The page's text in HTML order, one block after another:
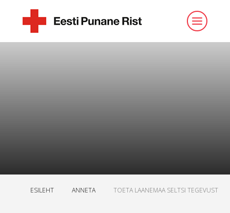
ESILEHT ANNETA TOETA LAANEMAA SELTSI TEGEVUST